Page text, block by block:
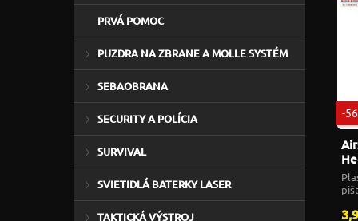
-
PRVÁ POMOC
PUZDRA NA ZBRANE A MOLLE SYSTÉM
SEBAOBRANA
SECURITY A POLÍCIA
SURVIVAL
SVIETIDLÁ BATERKY LASER
TAKTICKÁ VÝSTROJ